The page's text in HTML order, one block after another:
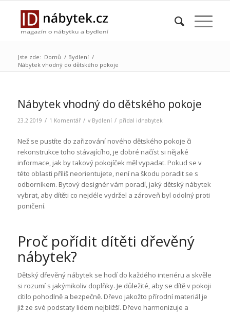
Jste zde: Domů / Bydlení /
Nábytek vhodný do dětského pokoje
Nábytek vhodný do dětského pokoje
23.2.2019 / 1 Komentář / v Bydlení / přidal idnabytek
Než se pustíte do zařizování nového dětského pokoje či
rekonstrukce toho stávajícího, je dobré načíst si nějaké
informace, jak by takový pokojíček měl vypadat. Pokud se v
této oblasti příliš neorientujete, není na škodu poradit se s
odborníkem. Bytový designér vám poradí, jaký dětský nábytek
vybrat, aby dítěti co nejdéle vydržel a zároveň byl odolný proti
poničení.
Proč pořídit dítěti dřevěný
nábytek?
Dětský dřevěný nábytek se hodí do každého interiéru a skvěle
si rozumí s jakýmikoliv doplňky. Je důležité, aby se dítě v pokoji
cítilo pohodlně a bezpečně. Dřevo jakožto přírodní materiál je
již ze své podstaty lidem nejbližší. Dřevo harmonizuje a